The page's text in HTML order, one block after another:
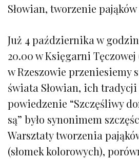
Słowian, tworzenie pająków
Już 4 października w
20.00 w Księgarni
w Rzeszowie przeniesiemy
świata Słowian, ich
powiedzenie “Szczęśliwy
są” było synonimem
Warsztaty tworzenia
(słomek kolorowych),